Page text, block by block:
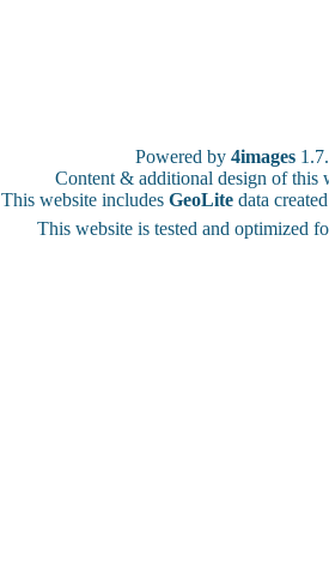
Powered by 4images
Content & additional design of
This website includes GeoLite data
This website is tested and optimized